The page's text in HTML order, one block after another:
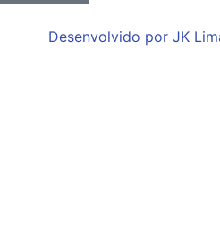
Desenvolvido por JK